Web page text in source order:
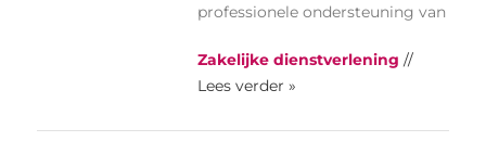
professionele ondersteuning van
Zakelijke dienstverlening //
Lees verder »